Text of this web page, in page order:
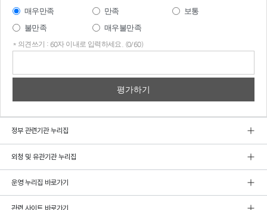
매우만족 만족
보통
불만족
매우불만족
* 의견쓰기 : 60자 이내로 입력하세요. (0/60)
정부 관련기관 누리집
외청 및 유관기관 누리집
운영 누리집 바로가기
관련 사이트 바로가기